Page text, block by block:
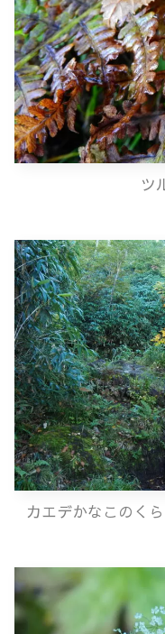
ツ
カエデかなこのく